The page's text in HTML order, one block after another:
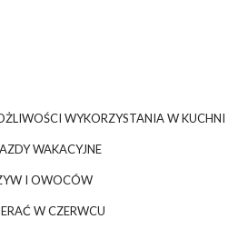
WYKORZYSTANIA W KUCHNI
WAKACYJNE
I OWOCÓW
W CZERWCU